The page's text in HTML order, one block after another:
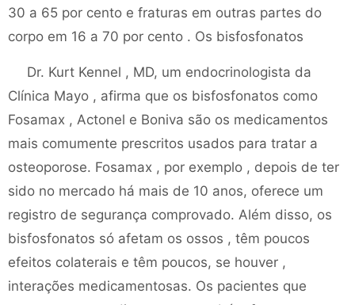
30 a 65 por cento e fraturas em outras partes do
corpo em 16 a 70 por cento . Os bisfosfonatos
Dr. Kurt Kennel , MD, um endocrinologista da
Clínica Mayo , afirma que os bisfosfonatos como
Fosamax , Actonel e Boniva são os medicamentos
mais comumente prescritos usados ​​para tratar a
osteoporose. Fosamax , por exemplo , depois de ter
sido no mercado há mais de 10 anos, oferece um
registro de segurança comprovado. Além disso, os
bisfosfonatos só afetam os ossos , têm poucos
efeitos colaterais e têm poucos, se houver ,
interações medicamentosas. Os pacientes que